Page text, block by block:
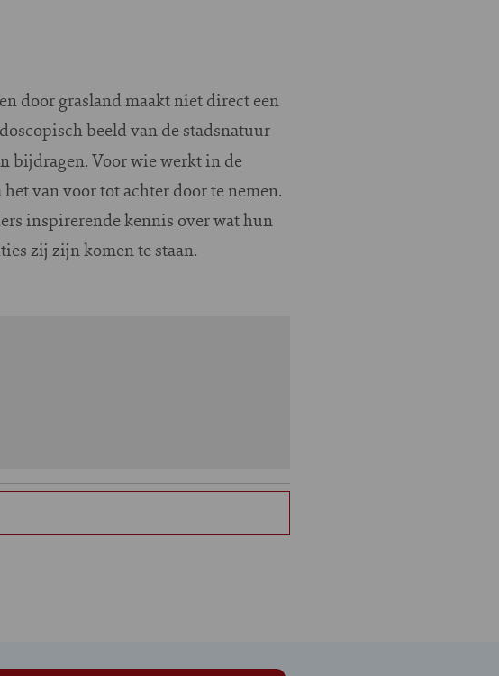
door grasland maakt niet direct een
beeld van de stadsnatuur
bijdragen. Voor wie werkt in de
van voor tot achter door te nemen.
inspirerende kennis over wat hun
zij zijn komen te staan.